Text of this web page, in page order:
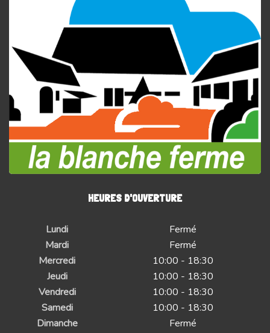
HEURES D'OUVERTURE
Lundi
Fermé
Mardi
Fermé
Mercredi
10:00 - 18:30
Jeudi
10:00 - 18:30
Vendredi
10:00 - 18:30
Samedi
10:00 - 18:30
Dimanche
Fermé